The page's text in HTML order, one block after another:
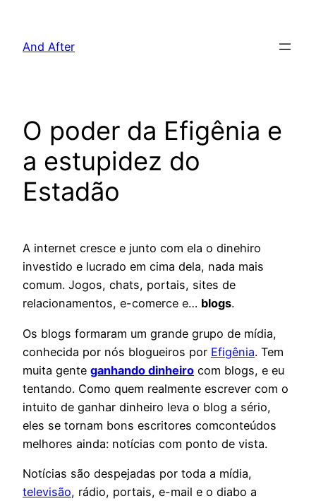
And After
O poder da Efigênia e
a estupidez do
Estadão
A internet cresce e junto com ela o dinehiro
investido e lucrado em cima dela, nada mais
comum. Jogos, chats, portais, sites de
relacionamentos, e-comerce e… blogs.
Os blogs formaram um grande grupo de mídia,
conhecida por nós blogueiros por Efigênia. Tem
muita gente ganhando dinheiro com blogs, e eu
tentando. Como quem realmente escrever com o
intuito de ganhar dinheiro leva o blog a sério,
eles se tornam bons escritores comconteúdos
melhores ainda: notícias com ponto de vista.
Notícias são despejadas por toda a mídia,
televisão, rádio, portais, e-mail e o diabo a